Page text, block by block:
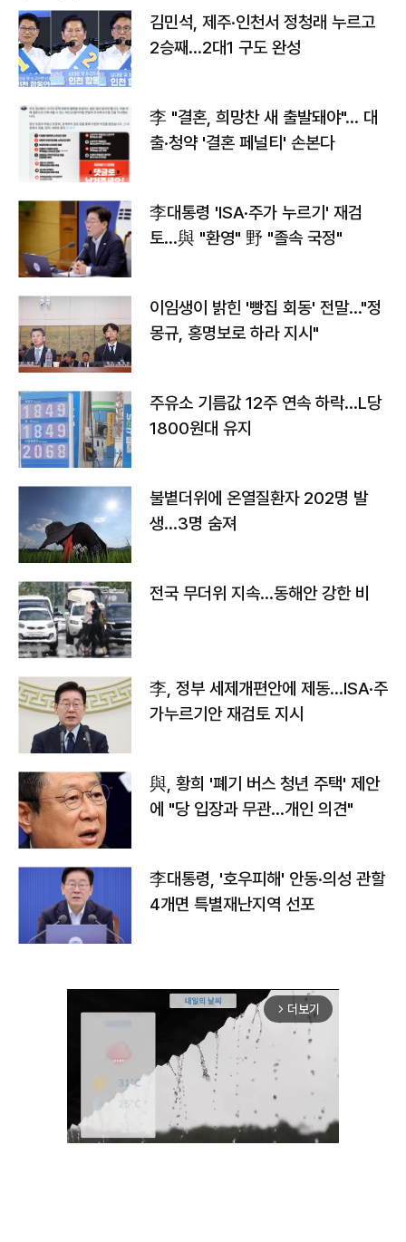
김민석, 제주·인천서 정청래 누르고
2승째…2대1 구도 완성
李 "결혼, 희망찬 새 출발돼야"… 대
출·청약 '결혼 페널티' 손본다
李대통령 'ISA·주가 누르기' 재검
토…與 "환영" 野 "졸속 국정"
이임생이 밝힌 '빵집 회동' 전말…"정
몽규, 홍명보로 하라 지시"
주유소 기름값 12주 연속 하락…L당
1800원대 유지
불볕더위에 온열질환자 202명 발
생…3명 숨져
전국 무더위 지속…동해안 강한 비
李, 정부 세제개편안에 제동…ISA·주
가누르기안 재검토 지시
與, 황희 '폐기 버스 청년 주택' 제안
에 "당 입장과 무관…개인 의견"
李대통령, '호우피해' 안동·의성 관할
4개면 특별재난지역 선포
arrow_forward_ios 더보기